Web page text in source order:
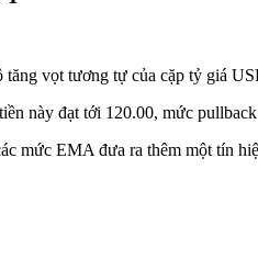
vọt tương tự của cặp tỷ giá
này đạt tới 120.00, mức
mức EMAđưa ra thêm một tín